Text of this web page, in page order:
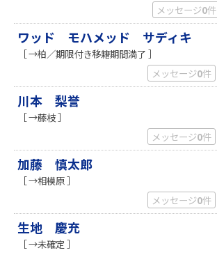
メッセージ0件
ワッド モハメッド サディキ
［ →柏／期限付き移籍期間満了 ］
メッセージ0件
川本 梨誉
［ →藤枝 ］
メッセージ0件
加藤 慎太郎
［ →相模原 ］
メッセージ0件
生地 慶充
［ →未確定 ］